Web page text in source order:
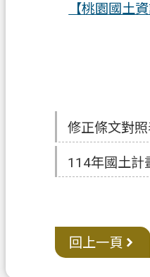
【桃園國土資
修正條文對
114年國土計
回上一頁